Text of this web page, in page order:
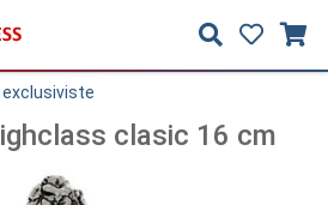
exclusiviste
clasic 16 cm